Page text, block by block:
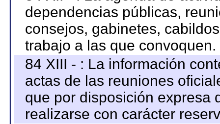
dependencias públicas,
consejos, gabinetes,
trabajo a las que convoquen.
84 XIII - : La información
actas de las reuniones
que por disposición expresa
realizarse con carácter